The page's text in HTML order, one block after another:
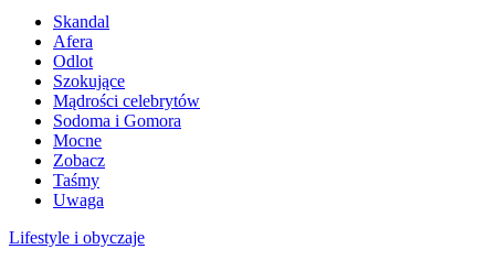
Skandal
Afera
Odlot
Szokujące
Mądrości celebrytów
Sodoma i Gomora
Mocne
Zobacz
Taśmy
Uwaga
Lifestyle i obyczaje